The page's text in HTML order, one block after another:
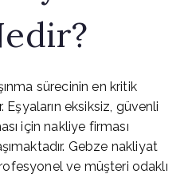
sürecinin en kritik
Eşyaların eksiksiz, güvenli
için nakliye firması
Gebze nakliyat
ve müşteri odaklı